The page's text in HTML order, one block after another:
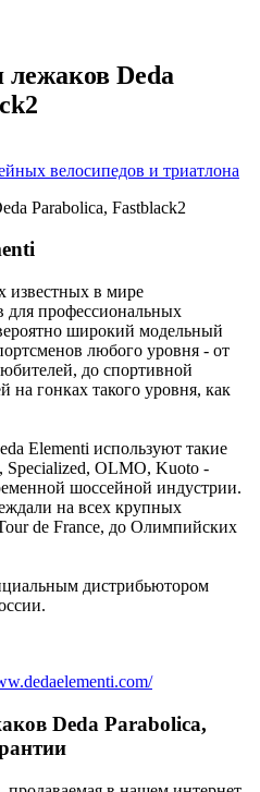
Deda
велосипедов и триатлона
Parabolica, Fastblack2
известных в мире
для профессиональных
широкий модельный
любого уровня - от
до спортивной
гонках такого уровня, как
Elementi используют такие
Specialized, OLMO, Kuoto -
шоссейной индустрии.
на всех крупных
de France, до Олимпийских
дистрибьютором
Deda Parabolica,